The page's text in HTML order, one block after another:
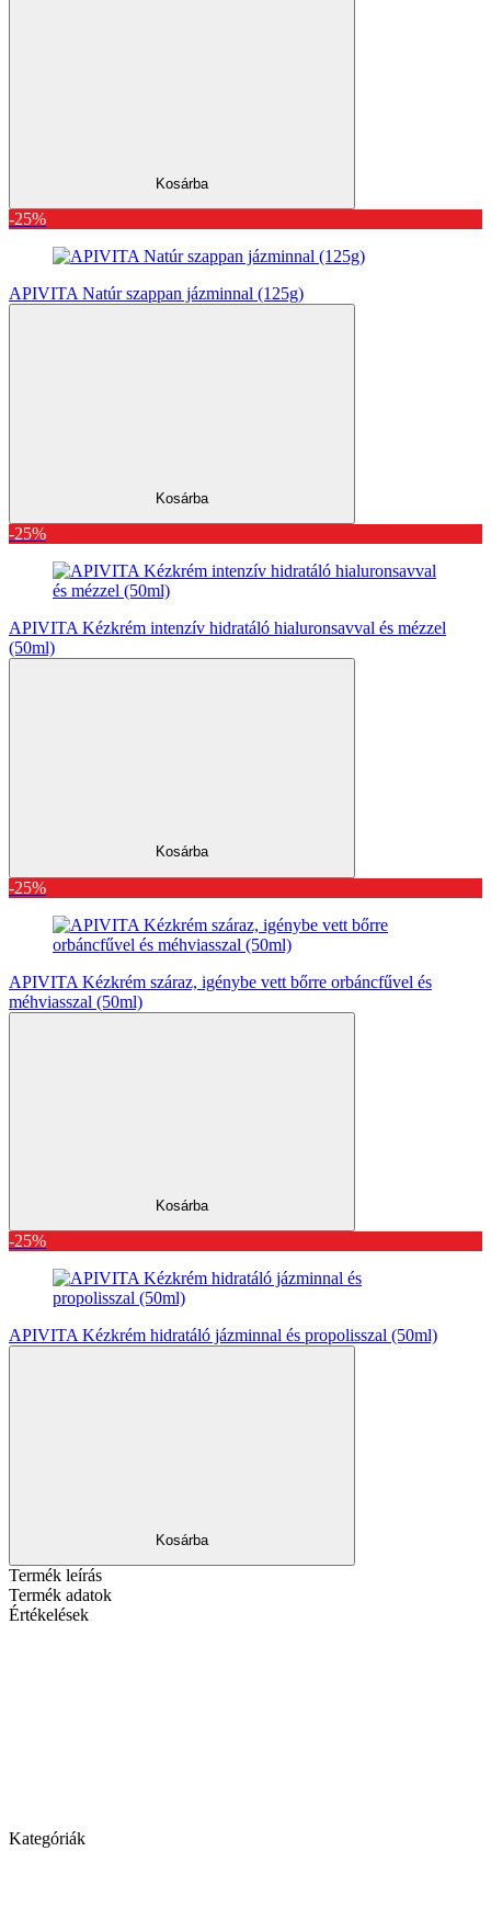
Kosárba
-25%
APIVITA Natúr szappan jázminnal (125g)
Kosárba
-25%
APIVITA Kézkrém intenzív hidratáló hialuronsavval és mézzel
(50ml)
Kosárba
-25%
APIVITA Kézkrém száraz, igénybe vett bőrre orbáncfűvel és
méhviasszal (50ml)
Kosárba
-25%
APIVITA Kézkrém hidratáló jázminnal és propolisszal (50ml)
Kosárba
Termék leírás
Termék adatok
Értékelések
Kategóriák